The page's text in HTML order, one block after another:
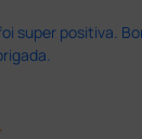
super positiva.